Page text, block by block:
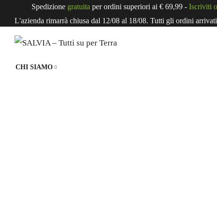
Spedizione gratuita per ordini superiori ai € 69,99 - Iscriviti
L'azienda rimarrà chiusa dal 12/08 al 18/08. Tutti gli ordini
CHI SIAMO